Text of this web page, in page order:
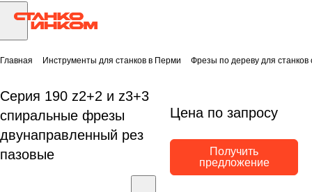
Главная Инструменты для станков в Перми Фрезы по дереву для
Серия 190 z2+2 и z3+3
спиральные фрезы
двунаправленный рез
пазовые
Цена по запросу
Получить
предложение